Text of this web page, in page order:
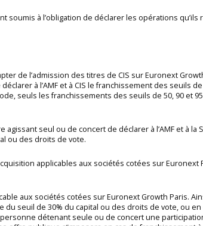
à l’obligation de déclarer les opérations qu’ils
de l’admission des titres de CIS sur Euronext
à l’AMF et à CIS le franchissement des seuils de
seuls les franchissements des seuils de 50, 90 et
seul ou de concert de déclarer à l’AMF et à la
ou des droits de vote.
applicables aux sociétés cotées sur Euronext
aux sociétés cotées sur Euronext Growth Paris.
seuil de 30% du capital ou des droits de vote, ou en
détenant seule ou de concert une